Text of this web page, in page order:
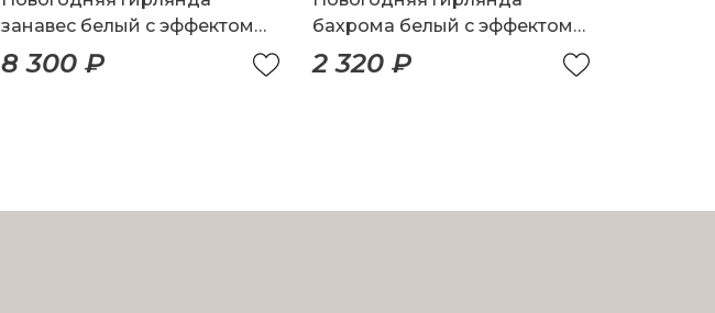
занавес белый с эффектом
мерцания 2*3м IP65
8 300 ₽
бахрома белый с эффектом
мерцания 3*0,6м IP65
2 320 ₽